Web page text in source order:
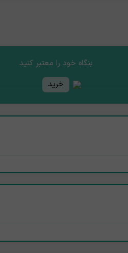
بنگاه خود را معتبر کنید
خرید